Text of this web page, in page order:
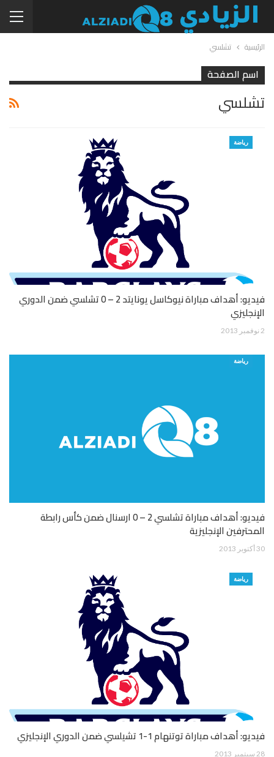
الرئيسية تشلسي
اسم الصفحة
تشلسي
رياضة
فيديو: أهداف مباراة نيوكاسل يونايتد 2 – 0 تشلسي ضمن الدوري
الإنجليزي
2 نوفمبر 2013
رياضة
فيديو: أهداف مباراة تشلسي 2 – 0 ارسنال ضمن كأس رابطة
المحترفين الإنجليزية
30 أكتوبر 2013
رياضة
فيديو: أهداف مباراة توتنهام 1-1 تشيلسي ضمن الدوري الإنجليزي
28 سبتمبر 2013